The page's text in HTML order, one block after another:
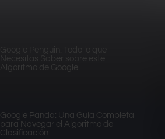
Necesitas Saber sobre este
Algoritmo de Google
Google Panda: Una Guía Completa
para Navegar el Algoritmo de
Clasificación